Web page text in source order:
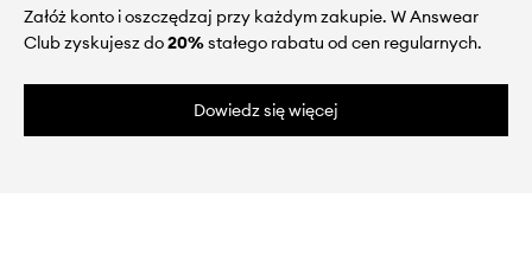
Załóż konto i oszczędzaj przy każdym zakupie. W Answear
Club zyskujesz do20%stałego rabatu od cen regularnych.
Dowiedz się więcej